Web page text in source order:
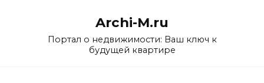
Archi-M.ru
Портал о недвижимости: Ваш ключ к
будущей квартире